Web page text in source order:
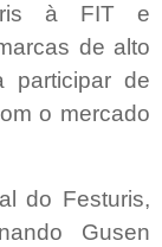
à FIT e
de alto
participar de
o mercado
do Festuris,
Gusen